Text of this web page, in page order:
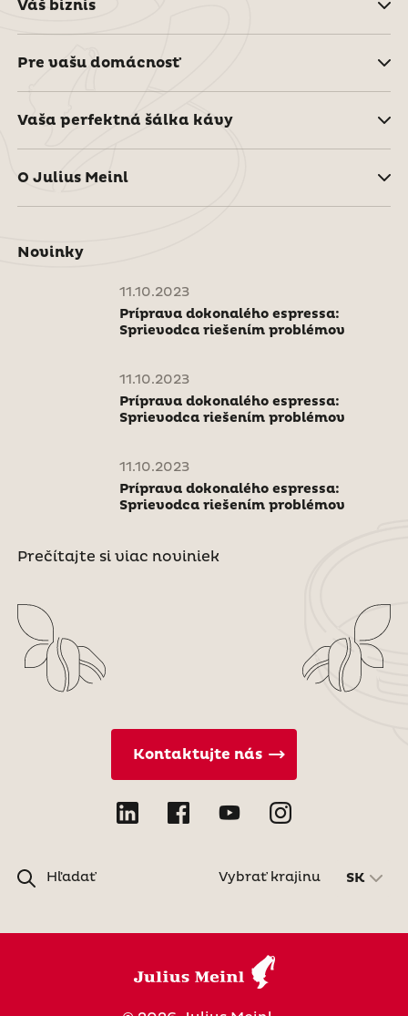
Váš biznis
Pre vašu domácnosť
Vaša perfektná šálka kávy
O Julius Meinl
Novinky
11.10.2023
Príprava dokonalého espressa:
Sprievodca riešením problémov
11.10.2023
Príprava dokonalého espressa:
Sprievodca riešením problémov
11.10.2023
Príprava dokonalého espressa:
Sprievodca riešením problémov
Prečítajte si viac noviniek
Hľadať
Kontaktujte nás
Vybrať krajinu SK